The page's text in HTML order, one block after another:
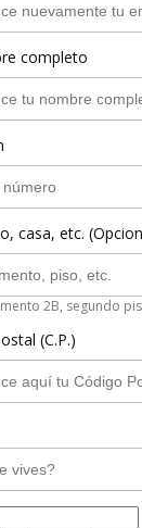
completo
casa, etc.
2B, segundo
(C.P.)